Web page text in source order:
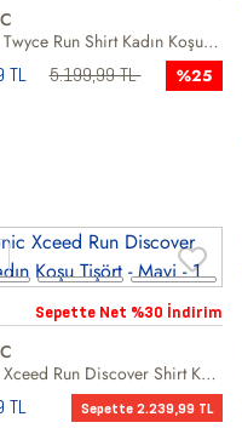
X-bionic Twyce Run Shirt Kadın Koşu Tişört
TL 5.199,99 TL %25
Sepette Net %30 İndirim
X-bionic Xceed Run Discover Shirt Kadın Koşu Tişört
TL Sepette 2.239,99 TL